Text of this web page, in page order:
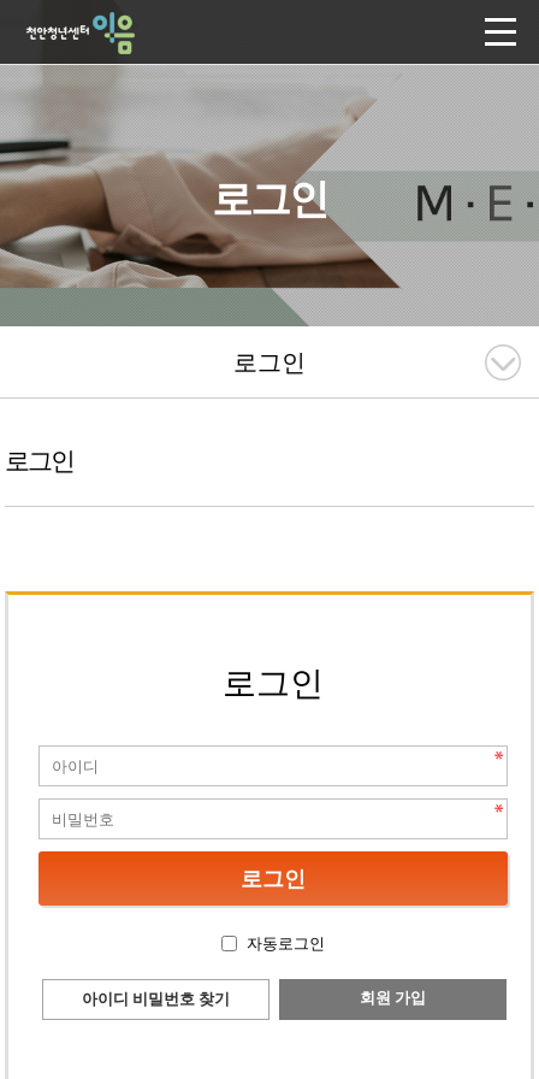
로그인
로그인
로그인
로그인
자동로그인
아이디 비밀번호 찾기 회원 가입